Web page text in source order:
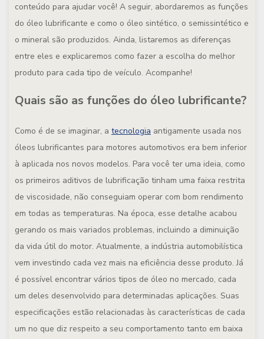
conteúdo para ajudar você! A seguir, abordaremos as funções
do óleo lubrificante e como o óleo sintético, o semissintético e
o mineral são produzidos. Ainda, listaremos as diferenças
entre eles e explicaremos como fazer a escolha do melhor
produto para cada tipo de veículo. Acompanhe!
Quais são as funções do óleo lubrificante?
Como é de se imaginar, a tecnologia antigamente usada nos
óleos lubrificantes para motores automotivos era bem inferior
à aplicada nos novos modelos. Para você ter uma ideia, como
os primeiros aditivos de lubrificação tinham uma faixa restrita
de viscosidade, não conseguiam operar com bom rendimento
em todas as temperaturas. Na época, esse detalhe acabou
gerando os mais variados problemas, incluindo a diminuição
da vida útil do motor. Atualmente, a indústria automobilística
vem investindo cada vez mais na eficiência desse produto. Já
é possível encontrar vários tipos de óleo no mercado, cada
um deles desenvolvido para determinadas aplicações. Suas
especificações estão relacionadas às características de cada
um no que diz respeito a seu comportamento tanto em baixa